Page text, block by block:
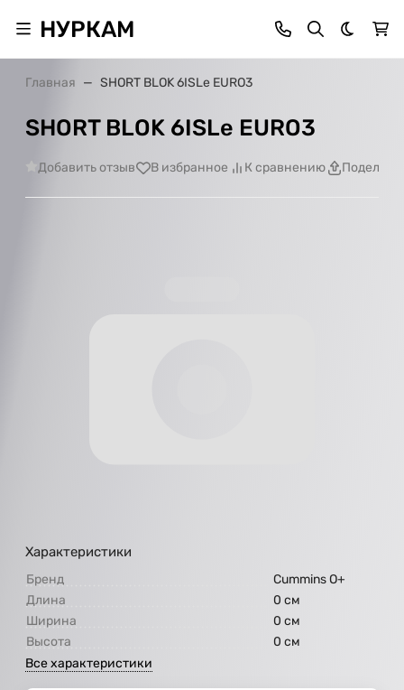
НУРКАМ Темная
Главная SHORT BLOK 6ISLe EURO3
SHORT BLOK 6ISLe EURO3
Добавить отзыв В избранное К сравнению
Характеристики
Бренд
Cummins O+
Длина
0 см
Ширина
0 см
Высота
0 см
Все характеристики